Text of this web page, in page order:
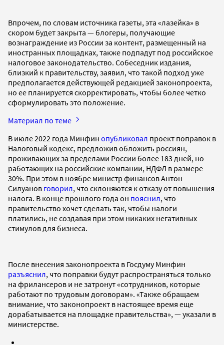
Впрочем, по словам источника газеты, эта «лазейка» в
скором будет закрыта — блогеры, получающие
вознаграждение из России за контент, размещенный на
иностранных площадках, также подпадут под российское
налоговое законодательство. Собеседник издания,
близкий к правительству, заявил, что такой подход уже
предполагается действующей редакцией законопроекта,
но ее планируется скорректировать, чтобы более четко
сформулировать это положение.
Материал по теме
В июле 2022 года Минфин опубликовал проект поправок в
Налоговый кодекс, предложив обложить россиян,
проживающих за пределами России более 183 дней, но
работающих на российские компании, НДФЛ в размере
30%. При этом в ноябре министр финансов Антон
Силуанов говорил, что склоняются к отказу от повышения
налога. В конце прошлого года он пояснил, что
правительство хочет сделать так, чтобы налоги
платились, не создавая при этом никаких негативных
стимулов для бизнеса.
После внесения законопроекта в Госдуму Минфин
разъяснил, что поправки будут распространяться только
на фрилансеров и не затронут «сотрудников, которые
работают по трудовым договорам». «Также обращаем
внимание, что законопроект в настоящее время еще
дорабатывается на площадке правительства», — указали в
министерстве.